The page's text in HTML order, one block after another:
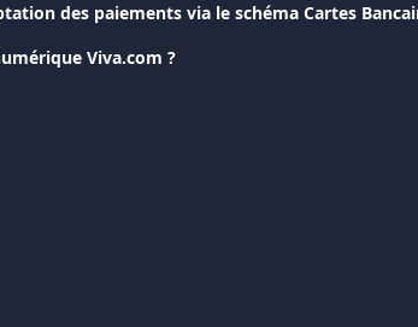
des paiements via le schéma Cartes
Viva.com ?